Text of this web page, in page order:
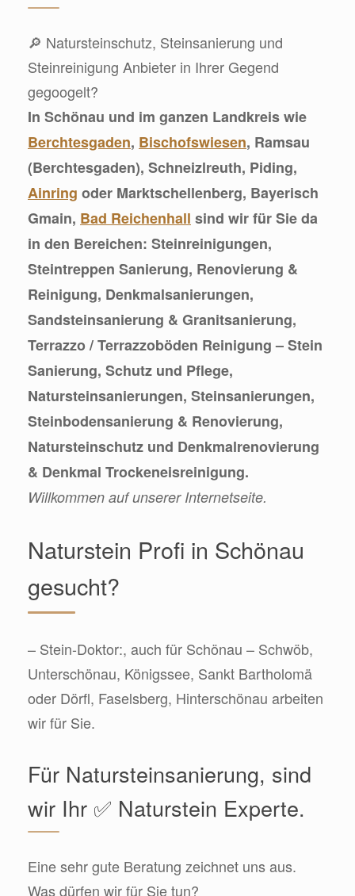
🔎 Natursteinschutz, Steinsanierung und
Steinreinigung Anbieter in Ihrer Gegend
gegoogelt?
In Schönau und im ganzen Landkreis wie
Berchtesgaden, Bischofswiesen, Ramsau
(Berchtesgaden), Schneizlreuth, Piding,
Ainring oder Marktschellenberg, Bayerisch
Gmain, Bad Reichenhall sind wir für Sie da
in den Bereichen: Steinreinigungen,
Steintreppen Sanierung, Renovierung &
Reinigung, Denkmalsanierungen,
Sandsteinsanierung & Granitsanierung,
Terrazzo / Terrazzoböden Reinigung – Stein
Sanierung, Schutz und Pflege,
Natursteinsanierungen, Steinsanierungen,
Steinbodensanierung & Renovierung,
Natursteinschutz und Denkmalrenovierung
& Denkmal Trockeneisreinigung.
Willkommen auf unserer Internetseite.
Naturstein Profi in Schönau
gesucht?
– Stein-Doktor:, auch für Schönau – Schwöb,
Unterschönau, Königssee, Sankt Bartholomä
oder Dörfl, Faselsberg, Hinterschönau arbeiten
wir für Sie.
Für Natursteinsanierung, sind
wir Ihr ✅ Naturstein Experte.
Eine sehr gute Beratung zeichnet uns aus.
Was dürfen wir für Sie tun?